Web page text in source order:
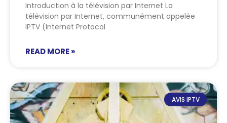
Introduction à la télévision par Internet La
télévision par Internet, communément appelée
IPTV (Internet Protocol
READ MORE »
AVIS IPTV